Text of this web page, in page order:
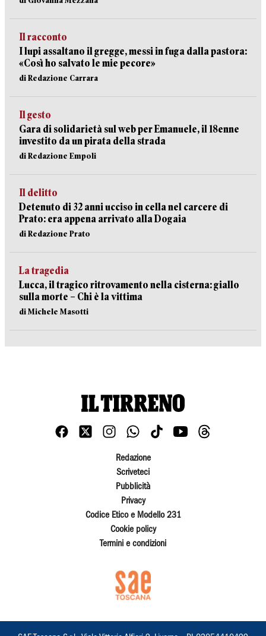
Il racconto
I lupi assaltano il gregge, messi in fuga dalla pastora:
«Così ho salvato le mie pecore»
di Redazione Carrara
Il gesto
Gara di solidarietà sul web per Emanuele, il 18enne
investito da un pirata della strada
di Redazione Empoli
Il delitto
Detenuto di 32 anni ucciso in cella nel carcere di
Prato: era appena arrivato alla Dogaia
di Redazione Prato
La tragedia
Lucca, il tragico ritrovamento nella cisterna: giallo
sulla morte – Chi è la vittima
di Michele Masotti
Redazione
Scriveteci
Pubblicità
Privacy
Codice Etico e Modello 231
Cookie policy
Termini e condizioni